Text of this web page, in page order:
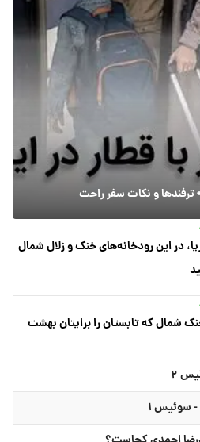
ترفندها و نکات سفر راحت
در این رودخانه‌های خنک و زلال شمال
شمال که تابستان را برایتان بهشت